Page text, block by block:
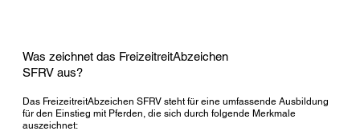
Was zeichnet das FreizeitreitAbzeichen
SFRV aus?
Das FreizeitreitAbzeichen SFRV steht für eine umfassende Ausbildung
für den Einstieg mit Pferden, die sich durch folgende Merkmale
auszeichnet: